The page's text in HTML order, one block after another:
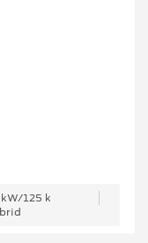
125 k